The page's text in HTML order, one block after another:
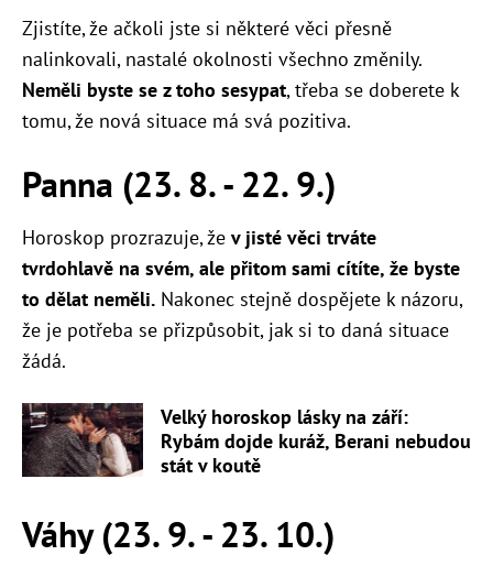
Zjistíte, že ačkoli jste si některé věci přesně
nalinkovali, nastalé okolnosti všechno změnily.
Neměli byste se z toho sesypat, třeba se doberete k
tomu, že nová situace má svá pozitiva.
Panna (23. 8. - 22. 9.)
Horoskop prozrazuje, že v jisté věci trváte
tvrdohlavě na svém, ale přitom sami cítíte, že byste
to dělat neměli. Nakonec stejně dospějete k názoru,
že je potřeba se přizpůsobit, jak si to daná situace
žádá.
Velký horoskop lásky na září:
Rybám dojde kuráž, Berani nebudou
stát v koutě
Váhy (23. 9. - 23. 10.)